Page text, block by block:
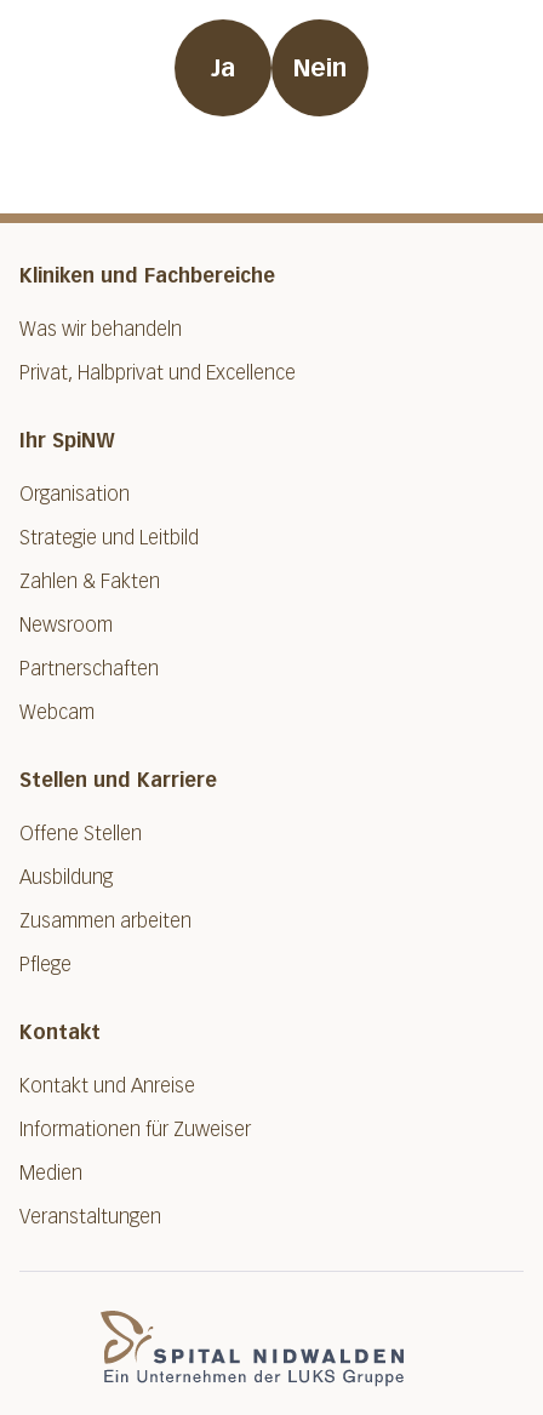
Ja Nein
Kliniken und Fachbereiche
Was wir behandeln
Privat, Halbprivat und Excellence
Ihr SpiNW
Organisation
Strategie und Leitbild
Zahlen & Fakten
Newsroom
Partnerschaften
Webcam
Stellen und Karriere
Offene Stellen
Ausbildung
Zusammen arbeiten
Pflege
Kontakt
Kontakt und Anreise
Informationen für Zuweiser
Medien
Veranstaltungen